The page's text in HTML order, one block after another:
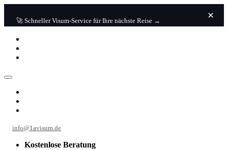
🚀 Schneller Visum-Service für Ihre nächste Reise →
info@1avisum.de
Kostenlose Beratung